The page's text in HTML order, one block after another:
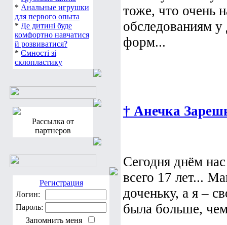
* Анальные игрушки
для первого опыта
* Де дитині буде
комфортно навчатися
й розвиватися?
* Ємності зі
склопластику
Рассылка от
партнеров
Регистрация
Логин:
Пароль:
Запомнить меня
тоже, что очень
обследованиям
форм...
† Анечка
Сегодня днём
всего 17 лет...
доченьку, а я –
была больше,